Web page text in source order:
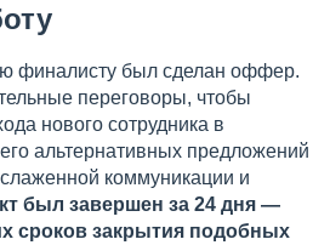
финалисту был сделан оффер.
переговоры, чтобы
нового сотрудника в
альтернативных предложений
коммуникации и
был завершен за 24 дня —
сроков закрытия подобных